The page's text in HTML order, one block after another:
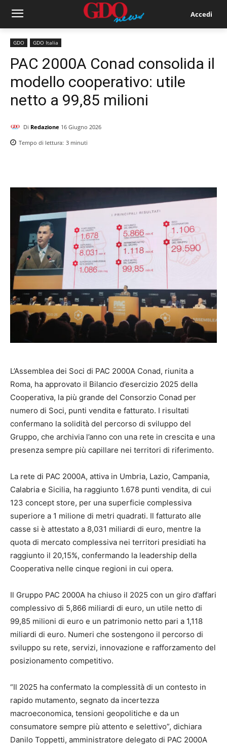
Accedi
GDO GDO Italia
PAC 2000A Conad consolida il
modello cooperativo: utile
netto a 99,85 milioni
Di Redazione 16 Giugno 2026
Tempo di lettura: 3 minuti
L’Assemblea dei Soci di PAC 2000A Conad, riunita a
Roma, ha approvato il Bilancio d’esercizio 2025 della
Cooperativa, la più grande del Consorzio Conad per
numero di Soci, punti vendita e fatturato. I risultati
confermano la solidità del percorso di sviluppo del
Gruppo, che archivia l’anno con una rete in crescita e una
presenza sempre più capillare nei territori di riferimento.
La rete di PAC 2000A, attiva in Umbria, Lazio, Campania,
Calabria e Sicilia, ha raggiunto 1.678 punti vendita, di cui
123 concept store, per una superficie complessiva
superiore a 1 milione di metri quadrati. Il fatturato alle
casse si è attestato a 8,031 miliardi di euro, mentre la
quota di mercato complessiva nei territori presidiati ha
raggiunto il 20,15%, confermando la leadership della
Cooperativa nelle cinque regioni in cui opera.
Il Gruppo PAC 2000A ha chiuso il 2025 con un giro d’affari
complessivo di 5,866 miliardi di euro, un utile netto di
99,85 milioni di euro e un patrimonio netto pari a 1,118
miliardi di euro. Numeri che sostengono il percorso di
sviluppo su rete, servizi, innovazione e rafforzamento del
posizionamento competitivo.
“Il 2025 ha confermato la complessità di un contesto in
rapido mutamento, segnato da incertezza
macroeconomica, tensioni geopolitiche e da un
consumatore sempre più attento e selettivo”, dichiara
Danilo Toppetti, amministratore delegato di PAC 2000A